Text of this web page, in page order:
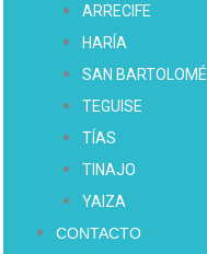
ARRECIFE
HARÍA
SAN BARTOLOMÉ
TEGUISE
TÍAS
TINAJO
YAIZA
CONTACTO